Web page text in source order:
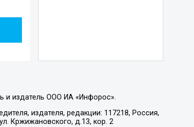
и издатель ООО ИА «Инфорос».
издателя, редакции: 117218, Россия,
Кржижановского, д.13, кор. 2